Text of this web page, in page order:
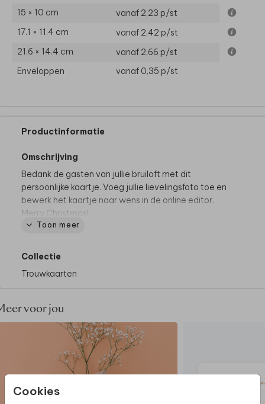
Cookies
15 × 10 cm
vanaf 2,23 p/st
17.1 × 11.4 cm
vanaf 2,42 p/st
21.6 × 14.4 cm
vanaf 2,66 p/st
Enveloppen
vanaf 0,35 p/st
Productinformatie
Omschrijving
Bedank de gasten van jullie bruiloft met dit
persoonlijke kaartje. Voeg jullie lievelingsfoto toe en
bewerk het kaartje naar wens in de online editor.
Merry Christmas!
Toon meer
Collectie
Trouwkaarten
voor jou